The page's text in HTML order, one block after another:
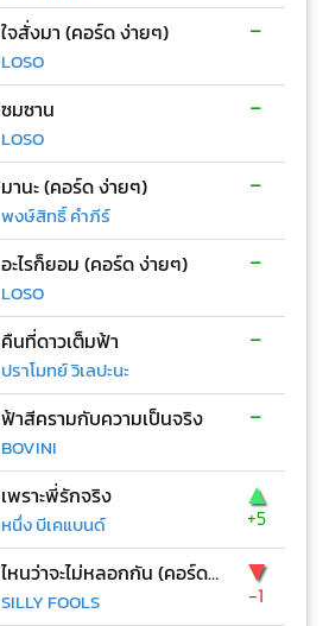
ใจสั่งมา (คอร์ด ง่ายๆ)
LOSO
-
ซมซาน
LOSO
-
มานะ (คอร์ด ง่ายๆ)
พงษ์สิทธิ์ คำภีร์
-
อะไรก็ยอม (คอร์ด ง่ายๆ)
LOSO
-
คืนที่ดาวเต็มฟ้า
ปราโมทย์ วิเลปะนะ
-
ฟ้าสีครามกับความเป็นจริง
BOVINI
-
เพราะพี่รักจริง
หนึ่ง บีเคแบนด์
▲
+5
ไหนว่าจะไม่หลอกกัน (คอร์ด ง่ายๆ)
SILLY FOOLS
▼
-1